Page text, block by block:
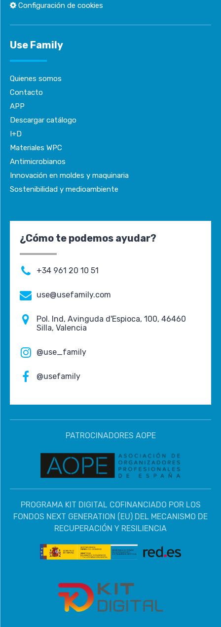
Configuración de cookies
Use Family
Quienes somos
Contacto
APP
Descargar catálogo
I+D
Materiales WPC
Antimicrobianos
Innovación en moldes y maquinaria
Sostenibilidad y medioambiente
¿Cómo te podemos ayudar?
+34 961 20 10 51
use@usefamily.com
Pol. Ind, Avinguda d'Espioca, 100, 46460
Silla, Valencia
@use_family
@usefamily
PATROCINADORES AOPE
PROGRAMA KIT DIGITAL COFINANCIADO POR LOS
FONDOS NEXT GENERATION (EU) DEL MECANISMO DE
RECUPERACIÓN Y RESILIENCIA